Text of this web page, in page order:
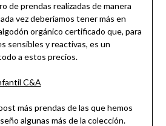
de prendas realizadas de manera
vez deberíamos tener más en
orgánico certificado que, para
sensibles y reactivas, es un
a estos precios.
más prendas de las que hemos
algunas más de la colección.